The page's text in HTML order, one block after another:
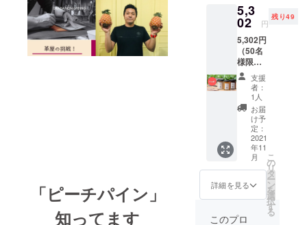
「ピーチパイン」
知ってます
コース
ター2個
・ソー
スレシ
ピ 通常
価格
￥4,950
円（税
込み）
の
10%OF
F＋送料
全国一
￥600
内容量
110g /
2022/07
5,3
02 円
残り49
5,302円
（50名
様限
定）
セット
内容 ・
3個入り
1セット
（コン
フィ
チュー
ル・フ
ロマー
ジュ・
チョコ
各1個）
・本革
支援
者：
1人
お届
け予
定：
2021
年11
月
詳細を見る
こ
の
リ
タ
ー
ン
を
選
択
す
る
このプロ